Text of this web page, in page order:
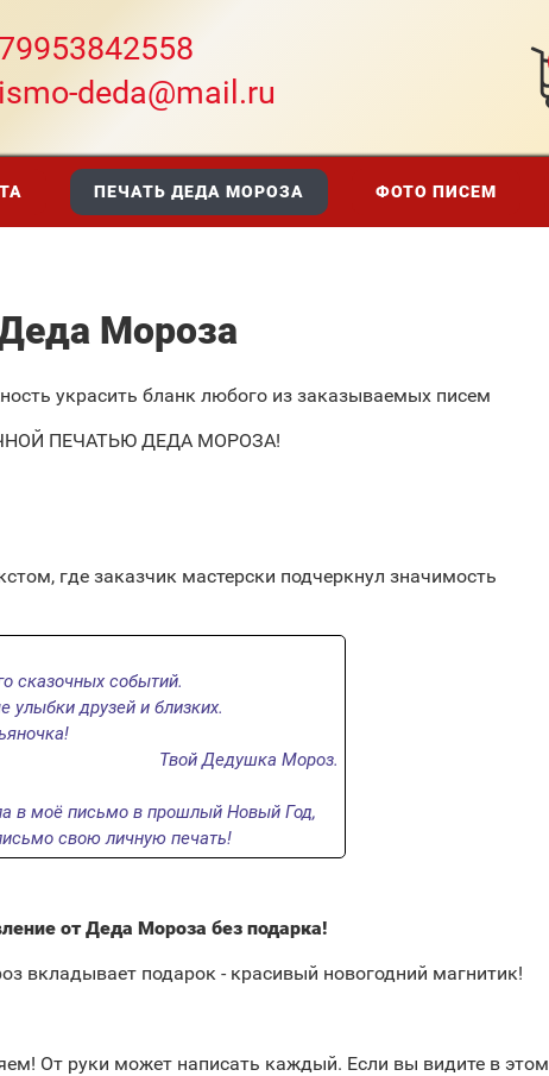
deda@mail.ru
ПЕЧАТЬ ДЕДА МОРОЗА ФОТО ПИСЕМ
Мороза
украсить бланк любого из заказываемых писем
ПЕЧАТЬЮ ДЕДА МОРОЗА!
где заказчик мастерски подчеркнул значимость
сказочных событий.
улыбки друзей и близких.
Твой Дедушка Мороз.
в моё письмо в прошлый Новый Год,
свою личную печать!
от Деда Мороза без подарка!
вкладывает подарок - красивый новогодний магнитик!
От руки может написать каждый. Если вы видите в этом